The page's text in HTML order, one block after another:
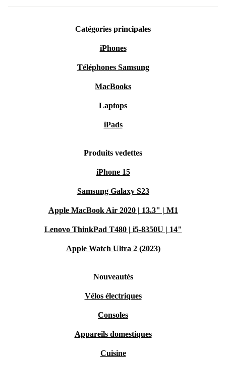
Catégories principales
iPhones
Téléphones Samsung
MacBooks
Laptops
iPads
Produits vedettes
iPhone 15
Samsung Galaxy S23
Apple MacBook Air 2020 | 13.3" | M1
Lenovo ThinkPad T480 | i5-8350U | 14"
Apple Watch Ultra 2 (2023)
Nouveautés
Vélos électriques
Consoles
Appareils domestiques
Cuisine